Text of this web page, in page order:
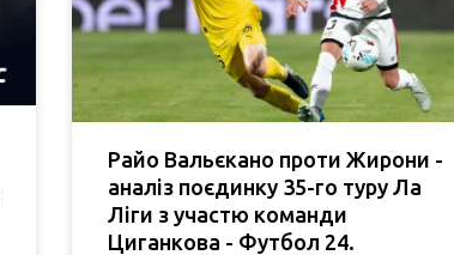
Райо Вальєкано проти Жирони -
аналіз поєдинку 35-го туру Ла
Ліги з участю команди
Циганкова - Футбол 24.